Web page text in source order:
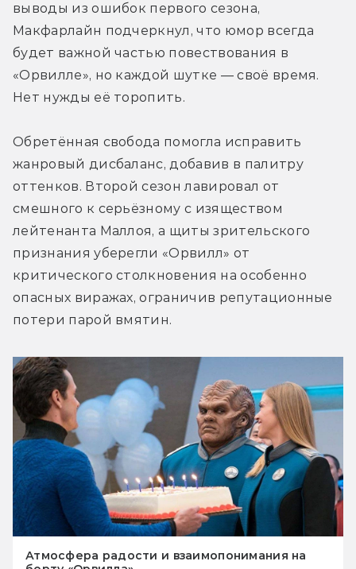
выводы из ошибок первого сезона,
Макфарлайн подчеркнул, что юмор всегда
будет важной частью повествования в
«Орвилле», но каждой шутке — своё время.
Нет нужды её торопить.
Обретённая свобода помогла исправить
жанровый дисбаланс, добавив в палитру
оттенков. Второй сезон лавировал от
смешного к серьёзному с изяществом
лейтенанта Маллоя, а щиты зрительского
признания уберегли «Орвилл» от
критического столкновения на особенно
опасных виражах, ограничив репутационные
потери парой вмятин.
Атмосфера радости и взаимопонимания на